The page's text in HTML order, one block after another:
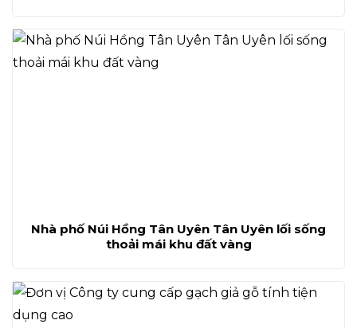
Nhà phố Núi Hồng Tân Uyên Tân Uyên lối sống
thoải mái khu đất vàng